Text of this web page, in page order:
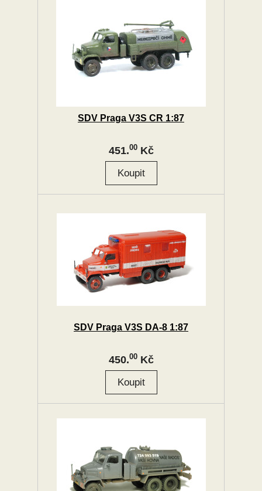
SDV Praga V3S CR 1:87
451.00Kč
SDV Praga V3S DA-8 1:87
450.00Kč